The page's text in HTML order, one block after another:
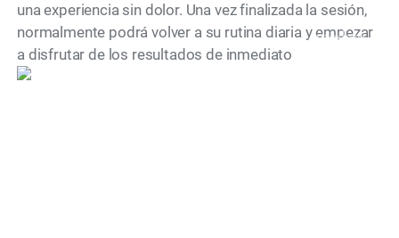
una experiencia sin dolor. Una vez finalizada la sesión,
normalmente podrá volver a su rutina diaria y empezar
a disfrutar de los resultados de inmediato
modelo